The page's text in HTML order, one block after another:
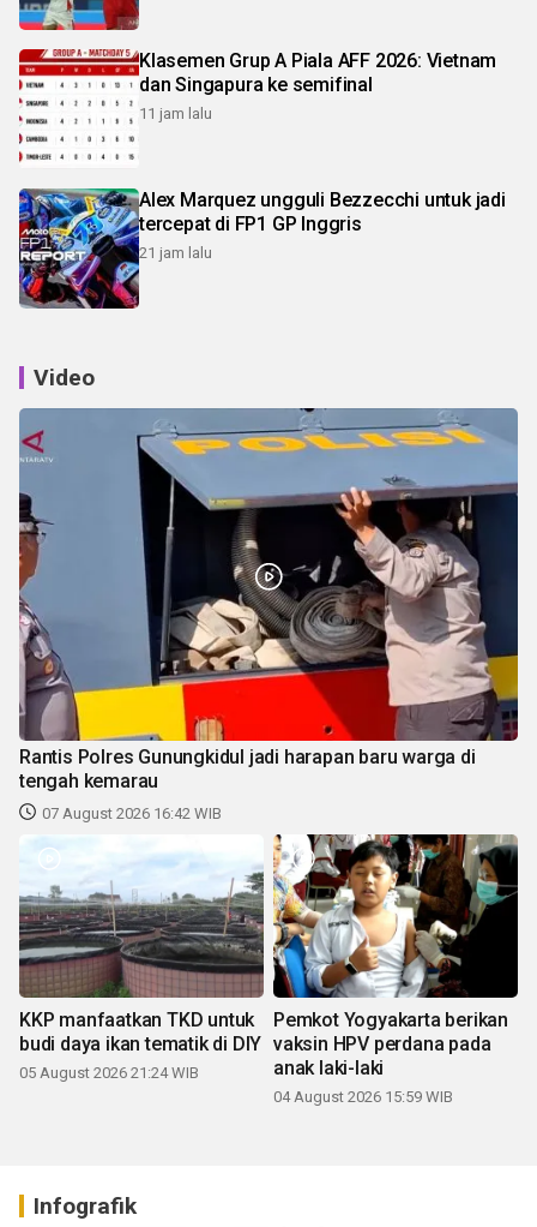
Klasemen Grup A Piala AFF 2026: Vietnam
dan Singapura ke semifinal
11 jam lalu
Alex Marquez ungguli Bezzecchi untuk jadi
tercepat di FP1 GP Inggris
21 jam lalu
Video
Rantis Polres Gunungkidul jadi harapan baru warga di
tengah kemarau
07 August 2026 16:42 WIB
KKP manfaatkan TKD untuk
budi daya ikan tematik di DIY
05 August 2026 21:24 WIB
Pemkot Yogyakarta berikan
vaksin HPV perdana pada
anak laki-laki
04 August 2026 15:59 WIB
Infografik